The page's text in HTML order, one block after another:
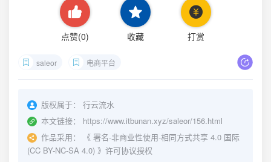
点赞(0) 收藏 打赏
saleor 电商平台
版权属于：
行云流水
本文链接：
https://www.itbunan.xyz/saleor/156.html
作品采用：
《 署名-非商业性使用-相同方式共享 4.0 国际
(CC BY-NC-SA 4.0) 》许可协议授权